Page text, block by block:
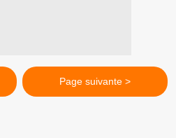
Page suivante >